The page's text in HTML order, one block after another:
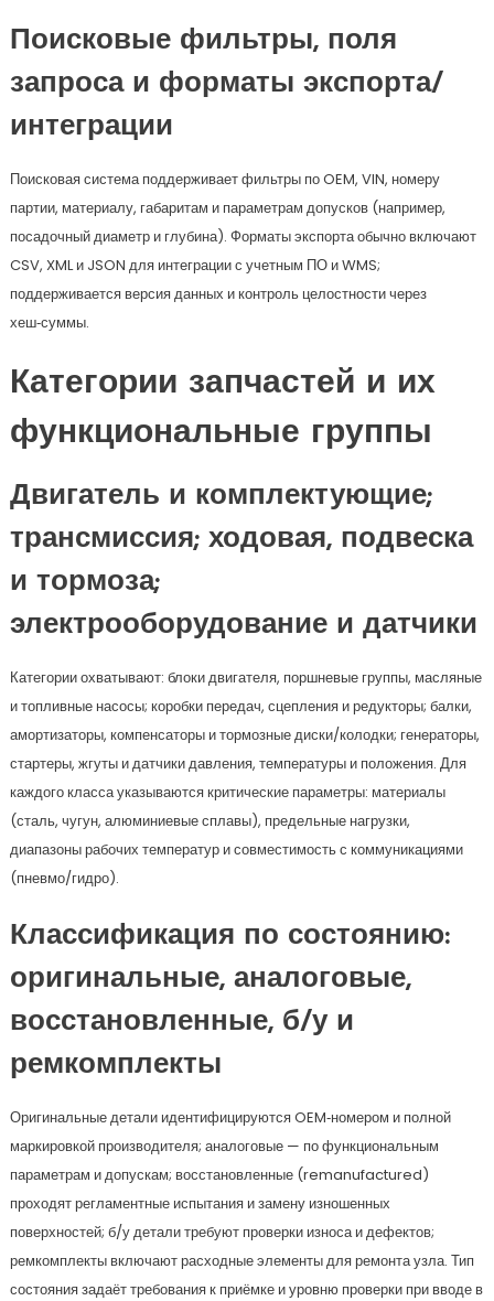
Поисковые фильтры, поля
запроса и форматы экспорта/
интеграции
Поисковая система поддерживает фильтры по OEM, VIN, номеру
партии, материалу, габаритам и параметрам допусков (например,
посадочный диаметр и глубина). Форматы экспорта обычно включают
CSV, XML и JSON для интеграции с учетным ПО и WMS;
поддерживается версия данных и контроль целостности через
хеш‑суммы.
Категории запчастей и их
функциональные группы
Двигатель и комплектующие;
трансмиссия; ходовая, подвеска
и тормоза;
электрооборудование и датчики
Категории охватывают: блоки двигателя, поршневые группы, масляные
и топливные насосы; коробки передач, сцепления и редукторы; балки,
амортизаторы, компенсаторы и тормозные диски/колодки; генераторы,
стартеры, жгуты и датчики давления, температуры и положения. Для
каждого класса указываются критические параметры: материалы
(сталь, чугун, алюминиевые сплавы), предельные нагрузки,
диапазоны рабочих температур и совместимость с коммуникациями
(пневмо/гидро).
Классификация по состоянию:
оригинальные, аналоговые,
восстановленные, б/у и
ремкомплекты
Оригинальные детали идентифицируются OEM‑номером и полной
маркировкой производителя; аналоговые — по функциональным
параметрам и допускам; восстановленные (remanufactured)
проходят регламентные испытания и замену изношенных
поверхностей; б/у детали требуют проверки износа и дефектов;
ремкомплекты включают расходные элементы для ремонта узла. Тип
состояния задаёт требования к приёмке и уровню проверки при вводе в